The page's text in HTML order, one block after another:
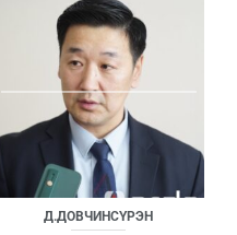
Д.ДОВЧИНСҮРЭН